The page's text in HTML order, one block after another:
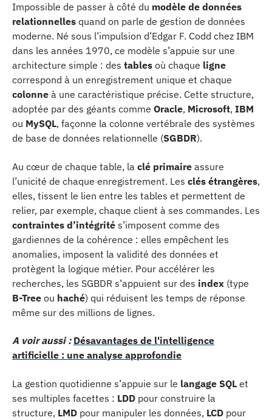
Impossible de passer à côté du modèle de données
relationnelles quand on parle de gestion de données
moderne. Né sous l’impulsion d’Edgar F. Codd chez IBM
dans les années 1970, ce modèle s’appuie sur une
architecture simple : des tables où chaque ligne
correspond à un enregistrement unique et chaque
colonne à une caractéristique précise. Cette structure,
adoptée par des géants comme Oracle, Microsoft, IBM
ou MySQL, façonne la colonne vertébrale des systèmes
de base de données relationnelle (SGBDR).
Au cœur de chaque table, la clé primaire assure
l’unicité de chaque enregistrement. Les clés étrangères,
elles, tissent le lien entre les tables et permettent de
relier, par exemple, chaque client à ses commandes. Les
contraintes d’intégrité s’imposent comme des
gardiennes de la cohérence : elles empêchent les
anomalies, imposent la validité des données et
protègent la logique métier. Pour accélérer les
recherches, les SGBDR s’appuient sur des index (type
B-Tree ou haché) qui réduisent les temps de réponse
même sur des millions de lignes.
A voir aussi : Désavantages de l'intelligence
artificielle : une analyse approfondie
La gestion quotidienne s’appuie sur le langage SQL et
ses multiples facettes : LDD pour construire la
structure, LMD pour manipuler les données, LCD pour